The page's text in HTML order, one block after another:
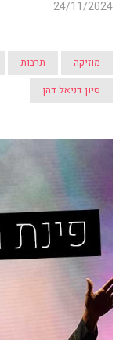
24/11/2024
מוזיקה תרבות
סיון דניאל דהן